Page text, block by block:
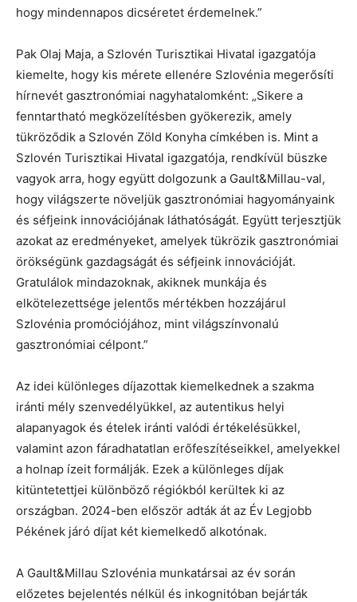
hogy mindennapos dicséretet érdemelnek.”
Pak Olaj Maja, a Szlovén Turisztikai Hivatal igazgatója
kiemelte, hogy kis mérete ellenére Szlovénia megerősíti
hírnevét gasztronómiai nagyhatalomként: „Sikere a
fenntartható megközelítésben gyökerezik, amely
tükröződik a Szlovén Zöld Konyha címkében is. Mint a
Szlovén Turisztikai Hivatal igazgatója, rendkívül büszke
vagyok arra, hogy együtt dolgozunk a Gault&Millau-val,
hogy világszerte növeljük gasztronómiai hagyományaink
és séfjeink innovációjának láthatóságát. Együtt terjesztjük
azokat az eredményeket, amelyek tükrözik gasztronómiai
örökségünk gazdagságát és séfjeink innovációját.
Gratulálok mindazoknak, akiknek munkája és
elkötelezettsége jelentős mértékben hozzájárul
Szlovénia promóciójához, mint világszínvonalú
gasztronómiai célpont.”
Az idei különleges díjazottak kiemelkednek a szakma
iránti mély szenvedélyükkel, az autentikus helyi
alapanyagok és ételek iránti valódi értékelésükkel,
valamint azon fáradhatatlan erőfeszítéseikkel, amelyekkel
a holnap ízeit formálják. Ezek a különleges díjak
kitüntetettjei különböző régiókból kerültek ki az
országban. 2024-ben először adták át az Év Legjobb
Pékének járó díjat két kiemelkedő alkotónak.
A Gault&Millau Szlovénia munkatársai az év során
előzetes bejelentés nélkül és inkognitóban bejárták